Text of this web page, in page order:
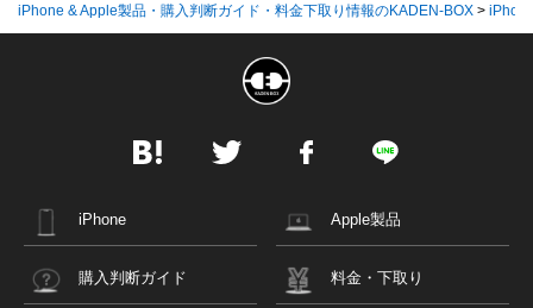
iPhone & Apple製品・購入判断ガイド・料金下取り情報のKADEN-BOX >
iPhone Apple製品
購入判断ガイド 料金・下取り